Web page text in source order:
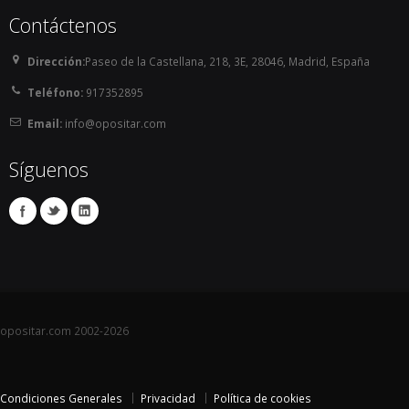
de segunda actividad con destino antes de que
finalice el plazo de presentación de instancias (que
en ningún caso será inferior a 57 años).
    En Extremadura, no limitan la edad.
no haber cumplido los 36 años.
superior la edad de jubilación.
Andalucía un Decreto del 2003. En todo caso, por
superior) este límite quedaría sin efecto, ya que
Contáctenos
Dirección:Paseo de la Castellana, 218, 3E, 28046, Madrid, España
Teléfono: 917352895
Email:info@opositar.com
Síguenos
opositar.com 2002-2026
Condiciones Generales Privacidad Política de cookies